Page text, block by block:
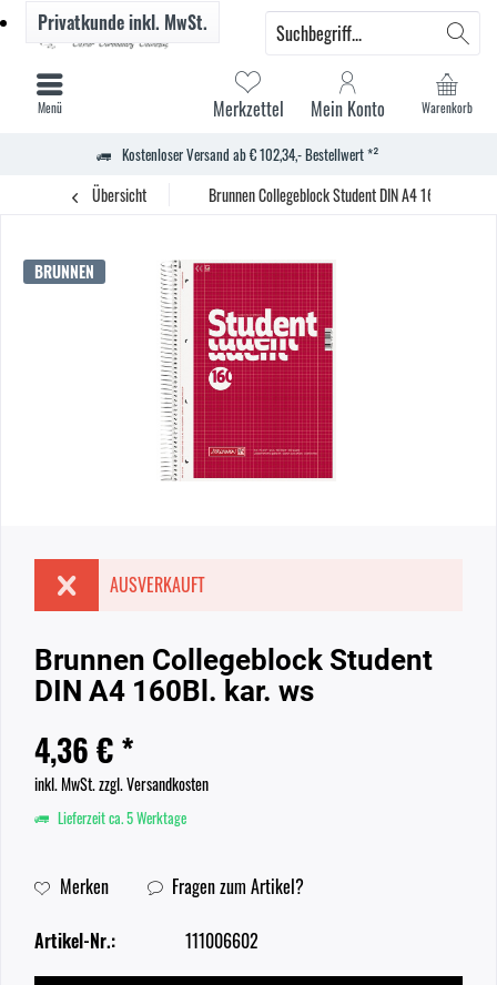
Kostenloser Versand ab € 102,34,- Bestellwert *²
Warenkorb
Merkzettel Mein Konto
Privatkundeinkl. MwSt.
Menü
Übersicht Brunnen Collegeblock Student DIN A4 160Bl. kar.
BRUNNEN
AUSVERKAUFT
Brunnen Collegeblock Student
DIN A4 160Bl. kar. ws
4,36 € *
inkl. MwSt.zzgl. Versandkosten
Lieferzeit ca. 5 Werktage
Merken Fragen zum Artikel?
Artikel-Nr.: 111006602